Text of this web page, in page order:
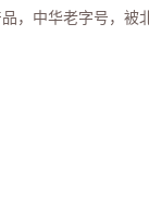
，中华老字号，被